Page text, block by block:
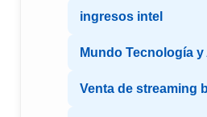
ingresos intel
Mundo Tecnología
Venta de streaming